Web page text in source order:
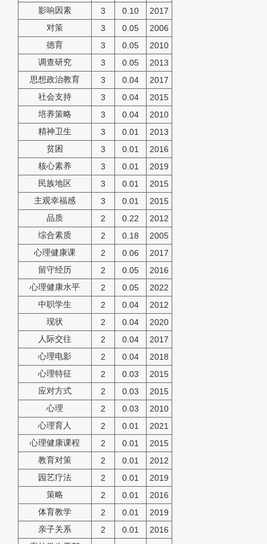
影响因素
3 0.10
2017
对策
3 0.05
2006
德育
3 0.05
2010
调查研究
3 0.05
2013
思想政治教育
3 0.04
2017
社会支持
3 0.04
2015
培养策略
3 0.04
2010
精神卫生
3 0.01
2013
贫困
3 0.01
2016
核心素养
3 0.01
2019
民族地区
3 0.01
2015
主观幸福感
3 0.01
2015
品质
2 0.22
2012
综合素质
2 0.18
2005
心理健康课
2 0.06
2017
留守经历
2 0.05
2016
心理健康水平
2 0.05
2022
中职学生
2 0.04
2012
现状
2 0.04
2020
人际交往
2 0.04
2017
心理电影
2 0.04
2018
心理特征
2 0.03
2015
应对方式
2 0.03
2015
心理
2 0.03
2010
心理育人
2 0.01
2021
心理健康课程
2 0.01
2015
教育对策
2 0.01
2012
园艺疗法
2 0.01
2019
策略
2 0.01
2016
体育教学
2 0.01
2019
亲子关系
2 0.01
2016